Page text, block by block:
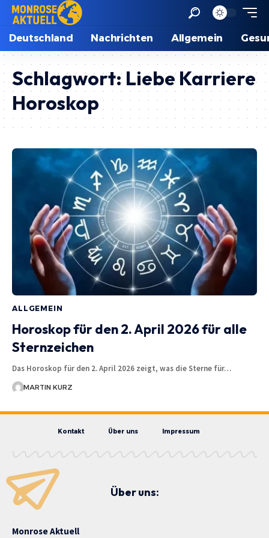
Deutschland Nachrichten Allgemein
Schlagwort: Liebe Karriere
Horoskop
ALLGEMEIN
Horoskop für den 2. April 2026 für alle
Sternzeichen
Das Horoskop für den 2. April 2026 zeigt, was die Sterne für…
MARTIN KURZ
Kontakt Über uns Impressum
Über uns:
Monrose Aktuell